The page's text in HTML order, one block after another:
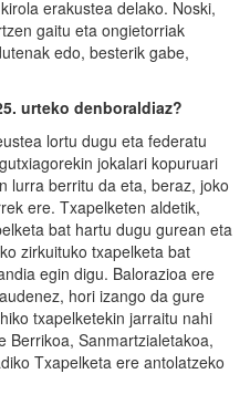
erakustea delako. Noski,
gaitu eta ongietorriak
edo, besterik gabe,
urteko denboraldiaz?
lortu dugu eta federatu
jokalari kopuruari
lurra berritu da eta, beraz, joko
ere. Txapelketen aldetik,
bat hartu dugu gurean eta
zirkuituko txapelketa bat
egin digu. Balorazioa ere
hori izango da gure
txapelketekin jarraitu nahi
Berrikoa, Sanmartzialetakoa,
Txapelketa ere antolatzeko